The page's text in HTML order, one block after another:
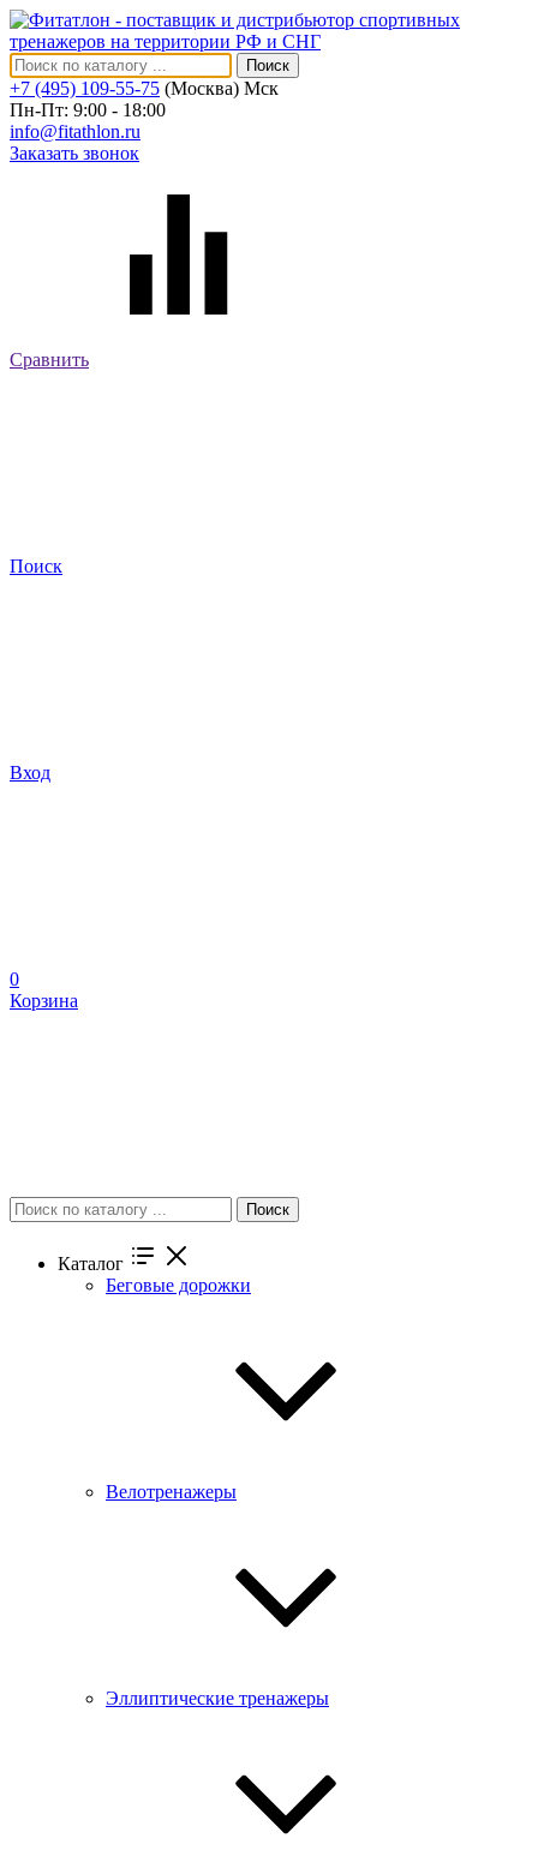
Поиск
+7 (495) 109-55-75 (Москва) Мск
Пн-Пт: 9:00 - 18:00
info@fitathlon.ru
Заказать звонок
Сравнить
Поиск
Вход
0
Корзина
Поиск
Каталог
Беговые дорожки
Велотренажеры
Эллиптические тренажеры